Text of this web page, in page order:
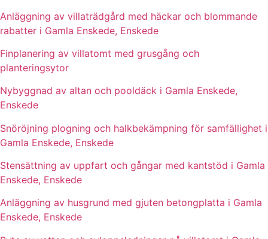
Anläggning av villaträdgård med häckar och blommande
rabatter i Gamla Enskede, Enskede
Finplanering av villatomt med grusgång och
planteringsytor
Nybyggnad av altan och pooldäck i Gamla Enskede,
Enskede
Snöröjning plogning och halkbekämpning för samfällighet i
Gamla Enskede, Enskede
Stensättning av uppfart och gångar med kantstöd i Gamla
Enskede, Enskede
Anläggning av husgrund med gjuten betongplatta i Gamla
Enskede, Enskede